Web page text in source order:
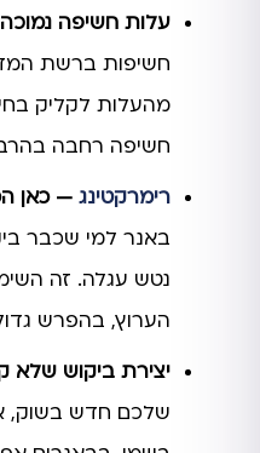
עלות חשיפה
חשיפות ברשת
מהעלות לקליק
חשיפה רחבה
רימרקטינג — כאן
באנר למי שכבר
נטש עגלה. זה
הערוץ, בהפרש
יצירת ביקוש שלא
שלכם חדש בשוק,